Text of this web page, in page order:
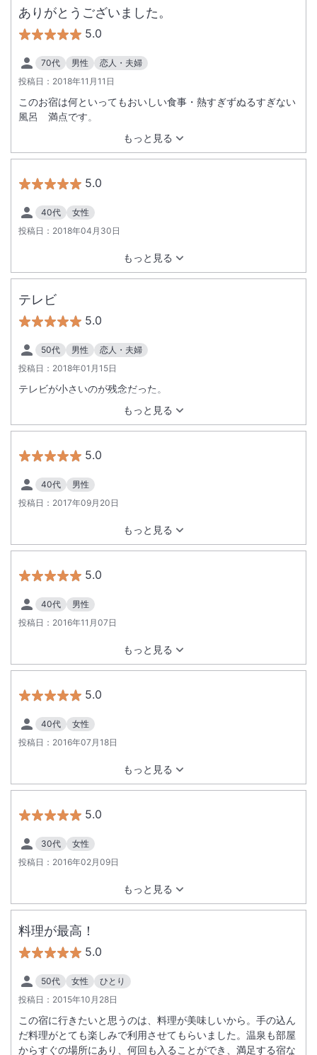
ありがとうございました。
5.0
70代 男性
恋人・夫婦
投稿日： 2018年11月11日
もっと見る
このお宿は何といってもおいしい食事・熱すぎずぬるすぎない
風呂 満点です。
5.0
40代
女性
投稿日： 2018年04月30日
もっと見る
テレビ
5.0
50代 男性
恋人・夫婦
投稿日： 2018年01月15日
もっと見る
テレビが小さいのが残念だった。
5.0
40代
男性
投稿日： 2017年09月20日
もっと見る
5.0
40代
男性
投稿日： 2016年11月07日
もっと見る
5.0
40代
女性
投稿日： 2016年07月18日
もっと見る
5.0
30代
女性
投稿日： 2016年02月09日
もっと見る
料理が最高！
5.0
50代 女性
ひとり
投稿日： 2015年10月28日
この宿に行きたいと思うのは、料理が美味しいから。手の込ん
だ料理がとても楽しみで利用させてもらいました。温泉も部屋
からすぐの場所にあり、何回も入ることができ、満足する宿な